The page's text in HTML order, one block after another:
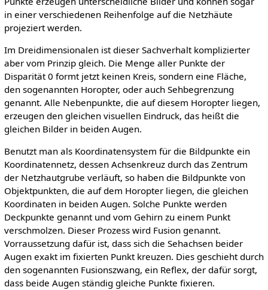
in einer verschiedenen Reihenfolge auf die Netzhäute
projeziert werden.
Im Dreidimensionalen ist dieser Sachverhalt komplizierter
aber vom Prinzip gleich. Die Menge aller Punkte der
Disparität 0 formt jetzt keinen Kreis, sondern eine Fläche,
den sogenannten Horopter, oder auch Sehbegrenzung
genannt. Alle Nebenpunkte, die auf diesem Horopter liegen,
erzeugen den gleichen visuellen Eindruck, das heißt die
gleichen Bilder in beiden Augen.
Benutzt man als Koordinatensystem für die Bildpunkte ein
Koordinatennetz, dessen Achsenkreuz durch das Zentrum
der Netzhautgrube verläuft, so haben die Bildpunkte von
Objektpunkten, die auf dem Horopter liegen, die gleichen
Koordinaten in beiden Augen. Solche Punkte werden
Deckpunkte genannt und vom Gehirn zu einem Punkt
verschmolzen. Dieser Prozess wird Fusion genannt.
Vorraussetzung dafür ist, dass sich die Sehachsen beider
Augen exakt im fixierten Punkt kreuzen. Dies geschieht durch
den sogenannten Fusionszwang, ein Reflex, der dafür sorgt,
dass beide Augen ständig gleiche Punkte fixieren.